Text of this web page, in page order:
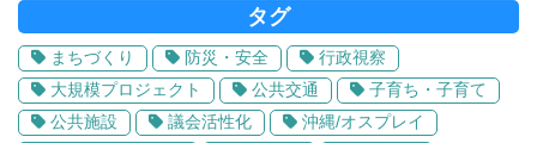
タグ
まちづくり 防災・安全
行政視察
大規模プロジェクト
公共交通
子育ち・子育て
公共施設
議会活性化
沖縄/オスプレイ